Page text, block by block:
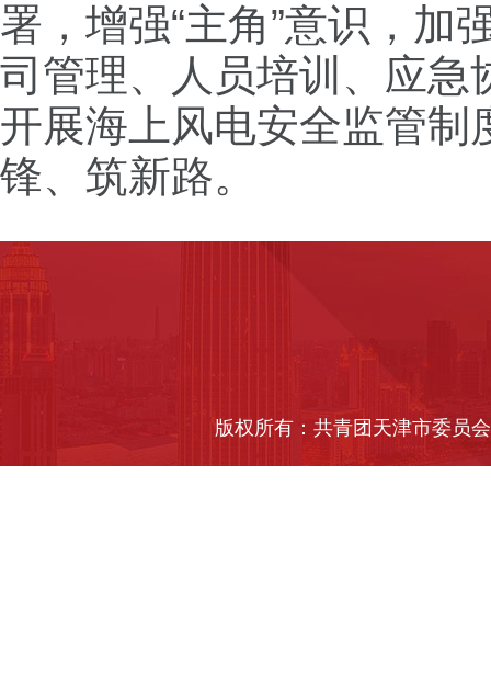
署，增强“主角”意识，加
司管理、人员培训、应急
开展海上风电安全监管制
锋、筑新路。
版权所有：共青团天津市委